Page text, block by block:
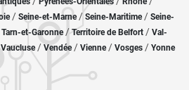
/ Seine-et-Marne/ Seine-Maritime/ Seine-
Tarn-et-Garonne/Territoire de Belfort / Val-
Vaucluse/ Vendée/ Vienne/ Vosges / Yonne